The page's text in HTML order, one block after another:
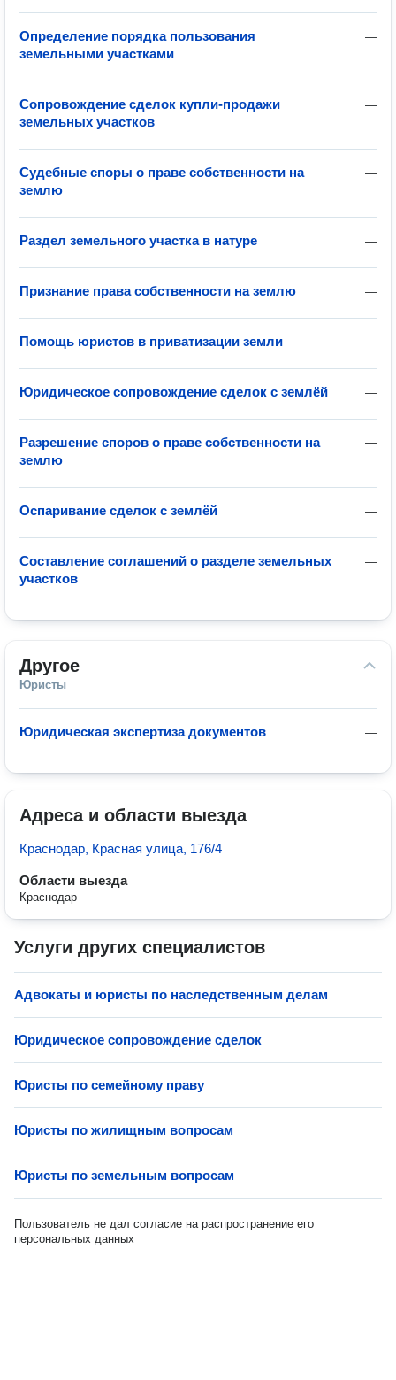
—
Определение порядка пользования
земельными участками
—
Сопровождение сделок купли-продажи
земельных участков
—
Судебные споры о праве собственности на
землю
—
Раздел земельного участка в натуре
—
Признание права собственности на землю
—
Помощь юристов в приватизации земли
—
Юридическое сопровождение сделок с землёй
—
Разрешение споров о праве собственности на
землю
—
Оспаривание сделок с землёй
—
Составление соглашений о разделе земельных
участков
Другое
Юристы
—
Юридическая экспертиза документов
Адреса и области выезда
Краснодар, Красная улица, 176/4
Области выезда
Краснодар
Услуги других специалистов
Адвокаты и юристы по наследственным делам
Юридическое сопровождение сделок
Юристы по семейному праву
Юристы по жилищным вопросам
Юристы по земельным вопросам
Пользователь не дал согласие на распространение его
персональных данных